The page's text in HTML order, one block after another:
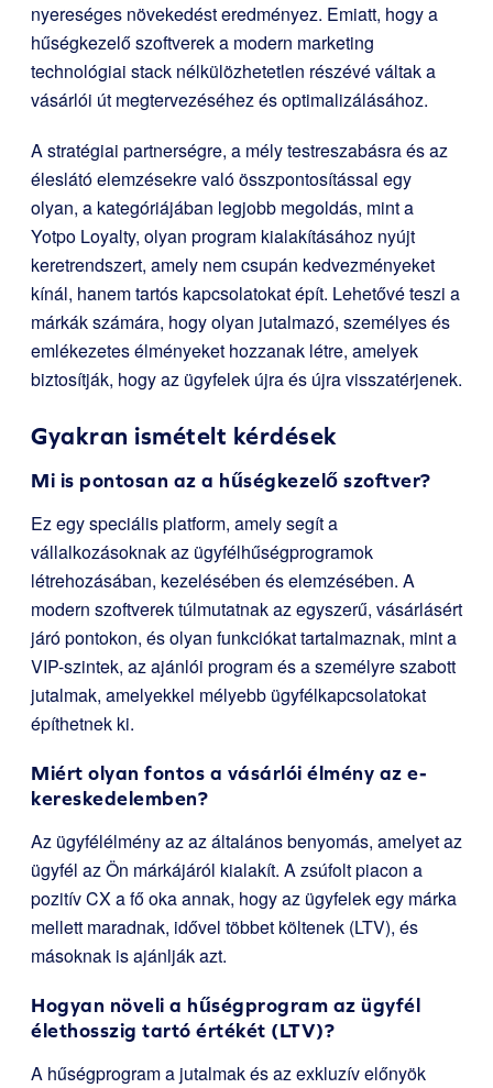
nyereséges növekedést eredményez. Emiatt, hogy a
hűségkezelő szoftverek a modern marketing
technológiai stack nélkülözhetetlen részévé váltak a
vásárlói út megtervezéséhez és optimalizálásához.
A stratégiai partnerségre, a mély testreszabásra és az
éleslátó elemzésekre való összpontosítással egy
olyan, a kategóriájában legjobb megoldás, mint a
Yotpo Loyalty, olyan program kialakításához nyújt
keretrendszert, amely nem csupán kedvezményeket
kínál, hanem tartós kapcsolatokat épít. Lehetővé teszi a
márkák számára, hogy olyan jutalmazó, személyes és
emlékezetes élményeket hozzanak létre, amelyek
biztosítják, hogy az ügyfelek újra és újra visszatérjenek.
Gyakran ismételt kérdések
Mi is pontosan az a hűségkezelő szoftver?
Ez egy speciális platform, amely segít a
vállalkozásoknak az ügyfélhűségprogramok
létrehozásában, kezelésében és elemzésében. A
modern szoftverek túlmutatnak az egyszerű, vásárlásért
járó pontokon, és olyan funkciókat tartalmaznak, mint a
VIP-szintek, az ajánlói program és a személyre szabott
jutalmak, amelyekkel mélyebb ügyfélkapcsolatokat
építhetnek ki.
Miért olyan fontos a vásárlói élmény az e-
kereskedelemben?
Az ügyfélélmény az az általános benyomás, amelyet az
ügyfél az Ön márkájáról kialakít. A zsúfolt piacon a
pozitív CX a fő oka annak, hogy az ügyfelek egy márka
mellett maradnak, idővel többet költenek (LTV), és
másoknak is ajánlják azt.
Hogyan növeli a hűségprogram az ügyfél
élethosszig tartó értékét (LTV)?
A hűségprogram a jutalmak és az exkluzív előnyök